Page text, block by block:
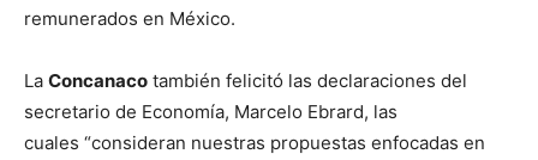
remunerados en México.
La Concanaco también felicitó las declaraciones del
secretario de Economía, Marcelo Ebrard, las
cuales “consideran nuestras propuestas enfocadas en